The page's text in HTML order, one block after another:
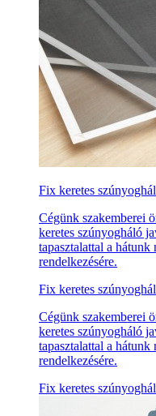
Fix keretes
Cégünk szakemberei
keretes szúnyogháló
tapasztalattal a
rendelkezésére.
Fix keretes
Cégünk szakemberei
keretes szúnyogháló
tapasztalattal a
rendelkezésére.
Fix keretes